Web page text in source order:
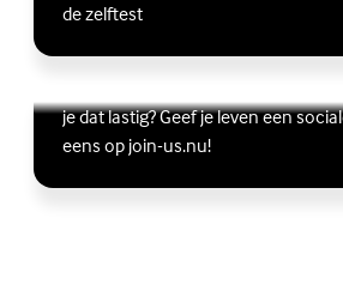
de zelftest
Vriendschap
je dat lastig? Geef je leven een
eens op join-us.nu!
Lees meer over Vriendschap
(Externe link)